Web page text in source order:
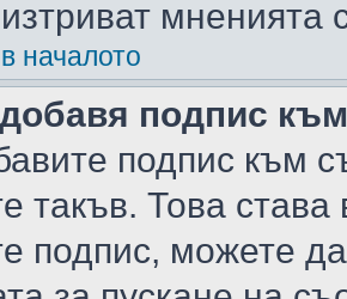
мненията
началото
подпис
подпис към
такъв. Това
подпис, можете